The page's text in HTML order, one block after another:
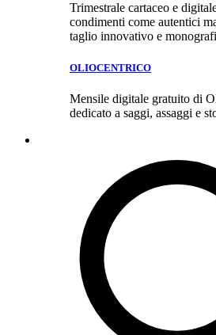
Trimestrale cartaceo e
condimenti come autentici
taglio innovativo e
OLIOCENTRICO
Mensile digitale gratuito di
dedicato a saggi, assaggi e